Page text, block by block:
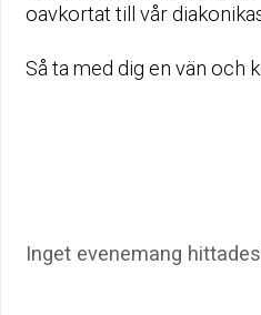
oavkortat till vår
Så ta med dig en vän och
Inget evenemang